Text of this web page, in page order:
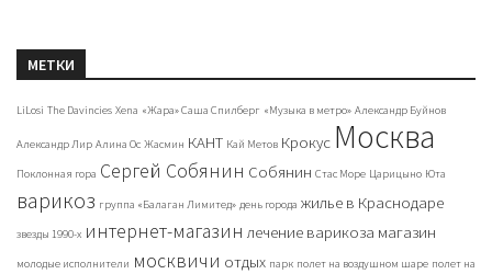
МЕТКИ
LiLosi The Davincies Xena «Жара» Саша Спилберг «Музыка в метро» Александр Буйнов
Александр Лир Алина Ос Жасмин КАНТ Кай Метов Крокус Москва
Поклонная гора Сергей Собянин Собянин Стас Море Царицыно Юта
варикоз группа «Балаган Лимитед» день города жилье в Краснодаре
звезды 1990-х интернет-магазин лечение варикоза магазин
молодые исполнители москвичи отдых парк полет на воздушном шаре полет на